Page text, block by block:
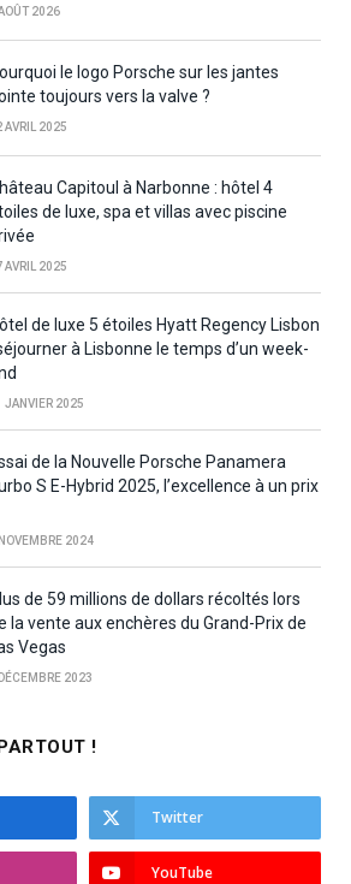
2026
le logo Porsche sur les jantes
toujours vers la valve ?
AVRIL 2025
Capitoul à Narbonne : hôtel 4
de luxe, spa et villas avec piscine
AVRIL 2025
de luxe 5 étoiles Hyatt Regency Lisbon
à Lisbonne le temps d’un week-
JANVIER 2025
de la Nouvelle Porsche Panamera
S E-Hybrid 2025, l’excellence à un prix
2024
de 59 millions de dollars récoltés lors
la vente aux enchères du Grand-Prix de
Vegas
2023
!
Twitter
YouTube